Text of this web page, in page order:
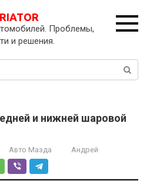
Проблемы,
и решения.
и нижней шаровой
Авто Мазда Андрей